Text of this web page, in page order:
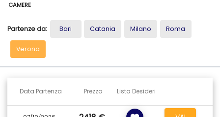
CAMERE
contemporaneo e dotate di ogni confort: televisore satellitare, aria
balcone, wi-fi gratuito, telefono, bagno con doccia e asciugacapelli. Le
camere superior sea view e double room sea view sono vista mare, le
RISTORANTI E BAR
Maisha, ristorante principale aperto a colazione, pranzo e cena con
servizio a buffet, lo Yunnan, ristorante asiatico a buffet aperto solo alla
Partenze da: Bari Catania Milano Roma
Verona
Data Partenza Prezzo Lista Desideri